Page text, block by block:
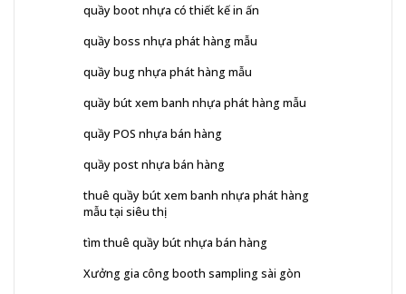
quầy boot nhựa có thiết kế in ấn
quầy boss nhựa phát hàng mẫu
quầy bug nhựa phát hàng mẫu
quầy bút xem banh nhựa phát hàng mẫu
quầy POS nhựa bán hàng
quầy post nhựa bán hàng
thuê quầy bút xem banh nhựa phát hàng
mẫu tại siêu thị
tìm thuê quầy bút nhựa bán hàng
Xưởng gia công booth sampling sài gòn